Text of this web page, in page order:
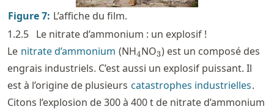
Figure7: L’affiche du film.
1.2.5 Le nitrate d’ammonium : un explosif !
Le nitrate d’ammonium (NH_4
4NO_3
3) est un composé des
engrais industriels. C’est aussi un explosif puissant. Il
est à l’origine de plusieurs catastrophes industrielles.
Citons l’explosion de 300 à 400 t de nitrate d’ammonium